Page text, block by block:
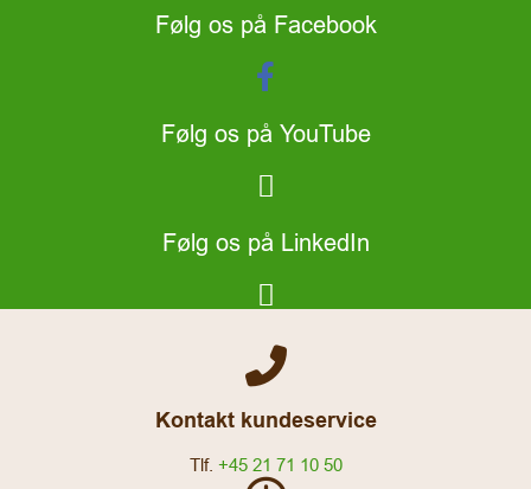
Følg os på Facebook
Følg os på YouTube
Følg os på LinkedIn
Kontakt kundeservice
Tlf. +45 21 71 10 50